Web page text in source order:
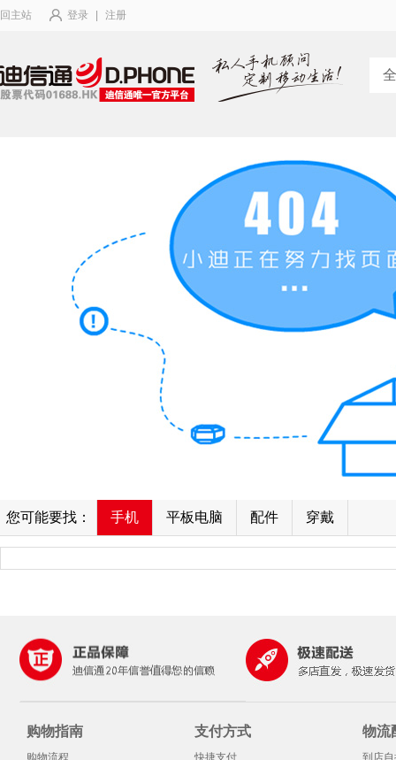
回主站 登录 注册
您可能要找： 手机 平板电脑 配件 穿戴
购物指南
购物流程
支付方式
快捷支付
物流
到店